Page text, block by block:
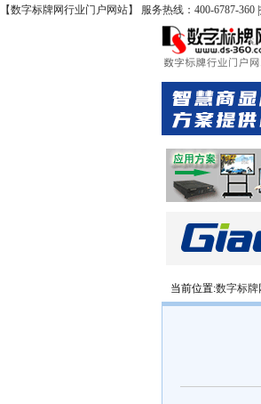
【数字标牌网行业门户网站】 服务热线：400-6787-360
当前位置:数字标牌